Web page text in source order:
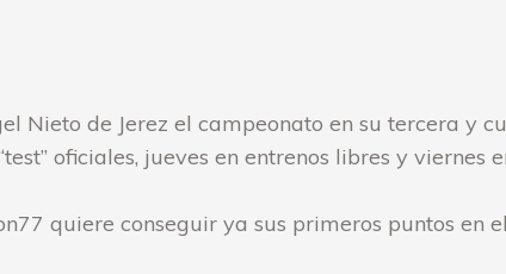
Nieto de Jerez el campeonato en su tercera y
oficiales, jueves en entrenos libres y viernes
quiere conseguir ya sus primeros puntos en